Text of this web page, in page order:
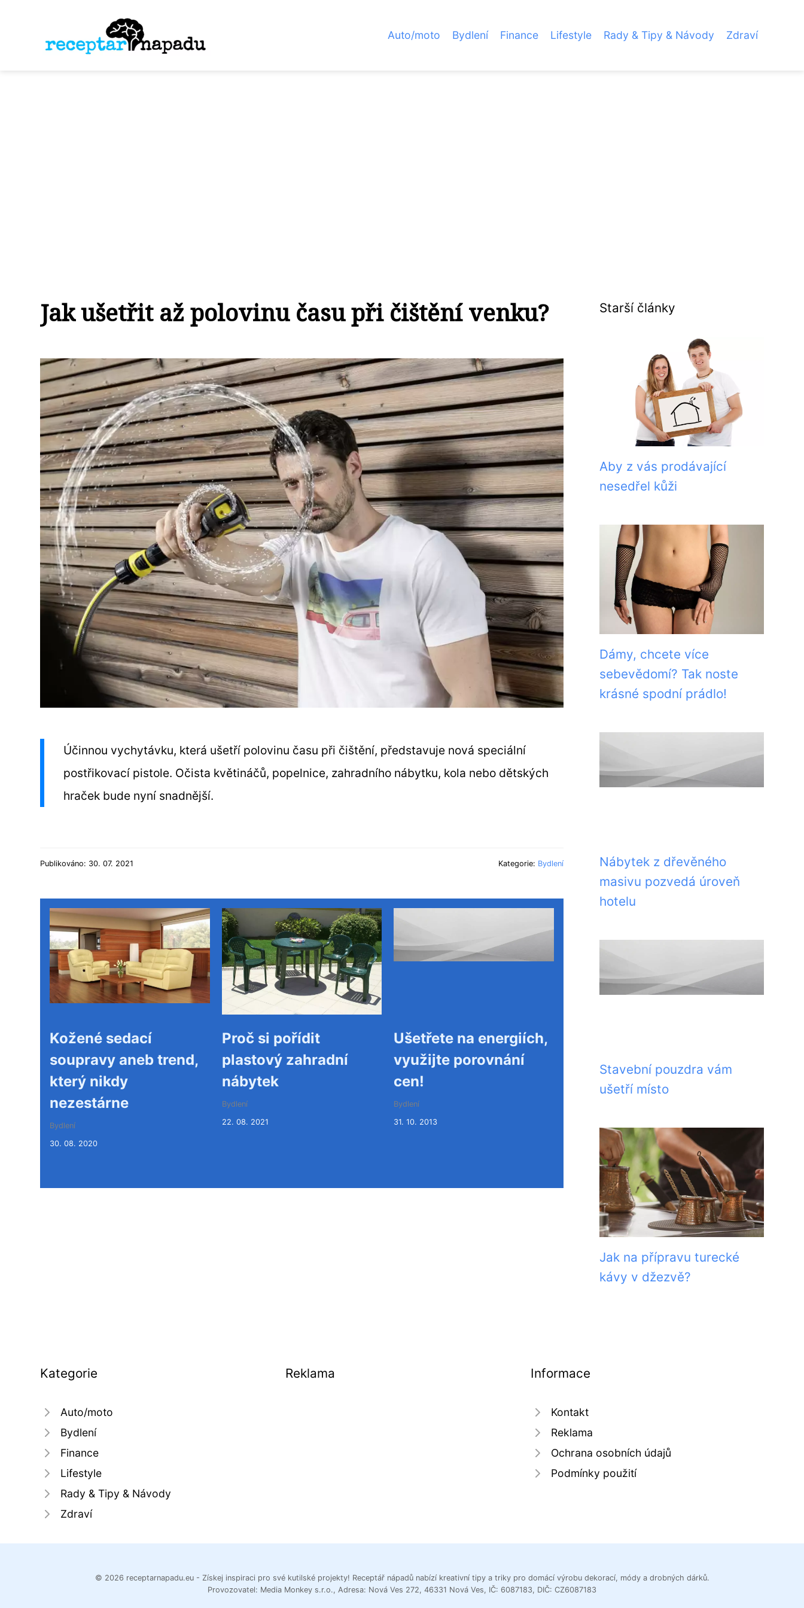
Auto/moto Bydlení Finance Lifestyle Rady & Tipy & Návody Zdraví
Jak ušetřit až polovinu času při čištění venku?
Účinnou vychytávku, která ušetří polovinu času při čištění, představuje nová speciální
postřikovací pistole. Očista květináčů, popelnice, zahradního nábytku, kola nebo dětských
hraček bude nyní snadnější.
Publikováno: 30. 07. 2021 Kategorie: Bydlení
Kožené sedací
soupravy aneb trend,
který nikdy
nezestárne
Bydlení
30. 08. 2020
Proč si pořídit
plastový zahradní
nábytek
Bydlení
22. 08. 2021
Ušetřete na energiích,
využijte porovnání
cen!
Bydlení
31. 10. 2013
Starší články
Aby z vás prodávající
nesedřel kůži
Dámy, chcete více
sebevědomí? Tak noste
krásné spodní prádlo!
Nábytek z dřevěného
masivu pozvedá úroveň
hotelu
Stavební pouzdra vám
ušetří místo
Jak na přípravu turecké
kávy v džezvě?
Kategorie
Auto/moto
Bydlení
Finance
Lifestyle
Rady & Tipy & Návody
Zdraví
Reklama Informace
Kontakt
Reklama
Ochrana osobních údajů
Podmínky použití
© 2026 receptarnapadu.eu - Získej inspiraci pro své kutilské projekty! Receptář nápadů nabízí kreativní tipy a triky pro domácí výrobu dekorací, módy a drobných dárků.
Provozovatel: Media Monkey s.r.o., Adresa: Nová Ves 272, 46331 Nová Ves, IČ: 6087183, DIČ: CZ6087183